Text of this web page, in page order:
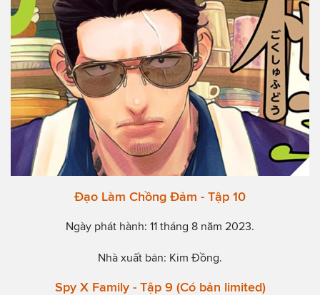
Đạo Làm Chồng Đảm - Tập 10
Ngày phát hành: 11 tháng 8 năm 2023.
Nhà xuất bản: Kim Đồng.
Spy X Family - Tập 9 (Có bản limited)